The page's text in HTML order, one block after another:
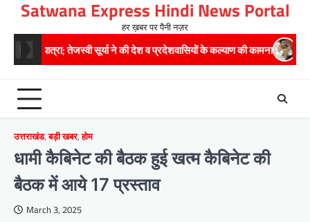
content
Satwana Express Hindi News Portal
हर ख़बर पर पैनी नज़र
सूर्या ने की देश व प्रदेशवासियों के कल्याण की कामना 24×7 अलर्ट मोड में
उत्तराखंड,बड़ी खबर,होम
धामी कैबिनेट की बैठक हुई खत्म कैबिनेट की
बैठक में आये 17 प्रस्ताव
March 3, 2025